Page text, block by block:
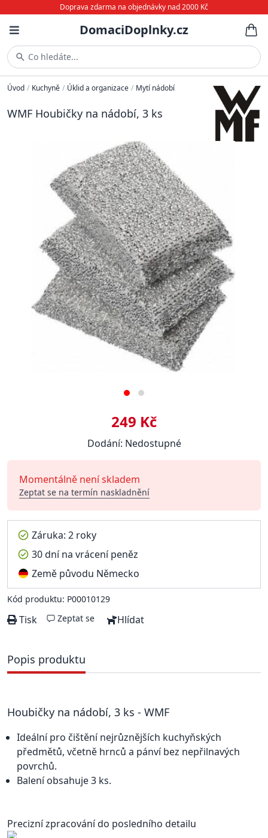
Doprava zdarma na objednávky nad 2000 Kč
DomaciDoplnky.cz
Co hledáte...
Úvod / Kuchyně / Úklid a organizace / Mytí nádobí
WMF Houbičky na nádobí, 3 ks
249 Kč
Dodání: Nedostupné
Momentálně není skladem
Zeptat se na termín naskladnění
Záruka: 2 roky
30 dní na vrácení peněz
Země původu Německo
Kód produktu: P00010129
Tisk Zeptat se Hlídat
Popis produktu
Houbičky na nádobí, 3 ks - WMF
Ideální pro čištění nejrůznějších kuchyňských
předmětů, včetně hrnců a pánví bez nepřilnavých
povrchů.
Balení obsahuje 3 ks.
Precizní zpracování do posledního detailu